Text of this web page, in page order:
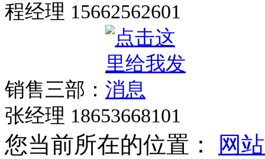
程经理 15662562601
销售三部：
张经理 18653668101
您当前所在的位置：
网